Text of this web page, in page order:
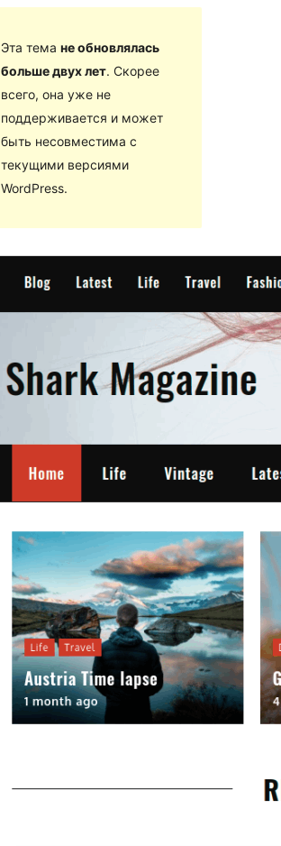
Эта тема не обновлялась
больше двух лет. Скорее
всего, она уже не
поддерживается и может
быть несовместима с
текущими версиями
WordPress.